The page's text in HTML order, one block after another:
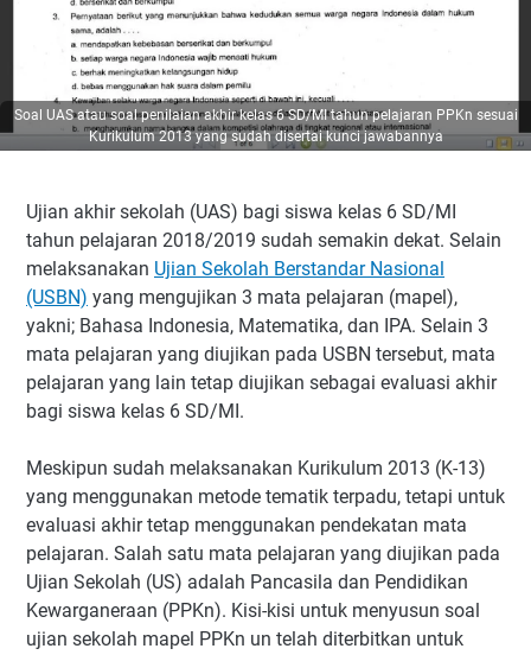
Soal UAS atau soal penilaian akhir kelas 6 SD/MI tahun pelajaran PPKn sesuai
Kurikulum 2013 yang sudah disertai kunci jawabannya
Ujian akhir sekolah (UAS) bagi siswa kelas 6 SD/MI
tahun pelajaran 2018/2019 sudah semakin dekat. Selain
melaksanakan Ujian Sekolah Berstandar Nasional
(USBN) yang mengujikan 3 mata pelajaran (mapel),
yakni; Bahasa Indonesia, Matematika, dan IPA. Selain 3
mata pelajaran yang diujikan pada USBN tersebut, mata
pelajaran yang lain tetap diujikan sebagai evaluasi akhir
bagi siswa kelas 6 SD/MI.
Meskipun sudah melaksanakan Kurikulum 2013 (K-13)
yang menggunakan metode tematik terpadu, tetapi untuk
evaluasi akhir tetap menggunakan pendekatan mata
pelajaran. Salah satu mata pelajaran yang diujikan pada
Ujian Sekolah (US) adalah Pancasila dan Pendidikan
Kewarganeraan (PPKn). Kisi-kisi untuk menyusun soal
ujian sekolah mapel PPKn un telah diterbitkan untuk